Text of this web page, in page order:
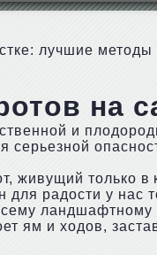
лучшие методы
на
и
живущий
радости у нас
ям и ходов,